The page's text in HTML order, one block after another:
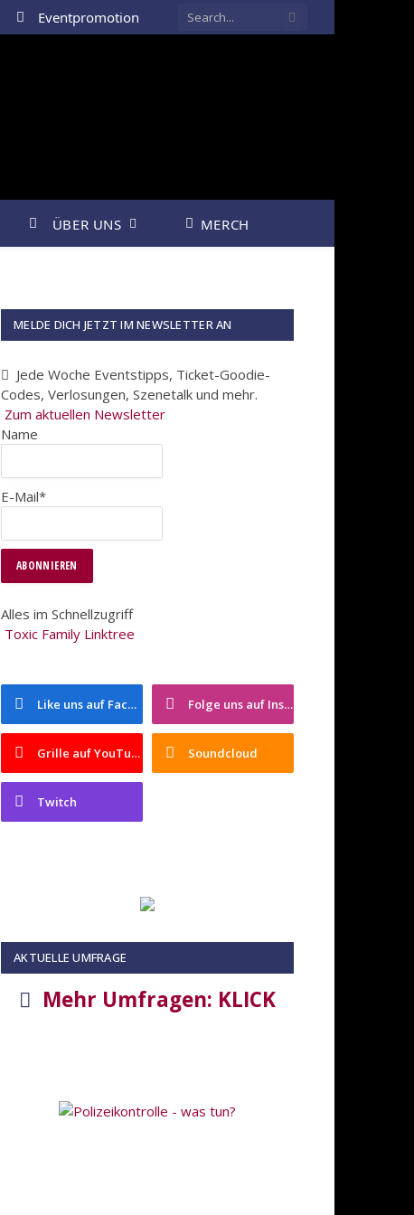
Eventpromotion
ÜBER UNS MERCH
MELDE DICH JETZT IM NEWSLETTER AN
Jede Woche Eventstipps, Ticket-Goodie-
Codes, Verlosungen, Szenetalk und mehr.
Zum aktuellen Newsletter
Name
E-Mail*
Alles im Schnellzugriff
Toxic Family Linktree
Like uns auf Facebook Folge uns auf Instagram
Grille auf YouTube Soundcloud
Twitch
AKTUELLE UMFRAGE
Mehr Umfragen: KLICK